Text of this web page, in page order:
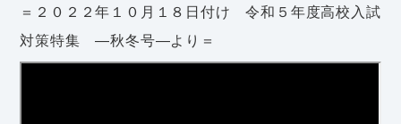
＝２０２２年１０月１８日付け 令和５年度高校入試
対策特集 ―秋冬号―より＝